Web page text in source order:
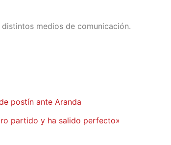
medios de comunicación.
postín ante Aranda
partido y ha salido perfecto»